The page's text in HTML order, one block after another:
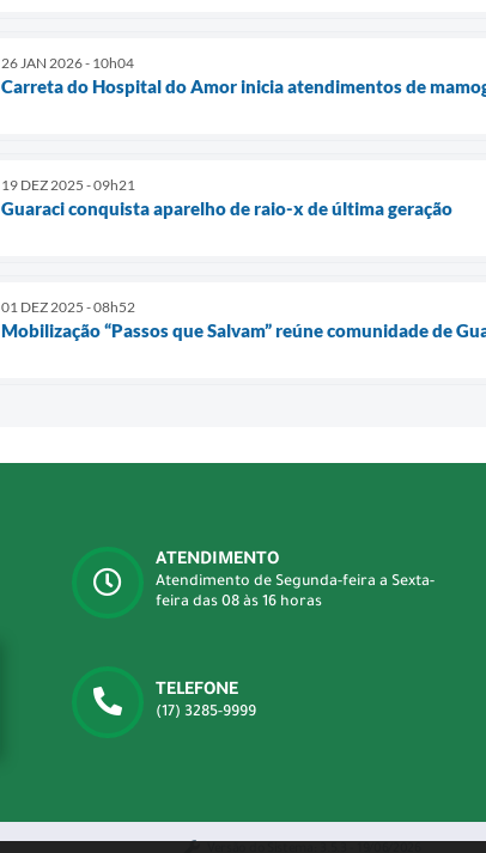
26 JAN 2026 - 10h04
Carreta do Hospital do Amor inicia atendimentos de
19 DEZ 2025 - 09h21
Guaraci conquista aparelho de raio-x de última geração
01 DEZ 2025 - 08h52
Mobilização “Passos que Salvam” reúne comunidade de
ATENDIMENTO
Atendimento de Segunda-feira a Sexta-
feira das 08 às 16 horas
TELEFONE
(17) 3285-9999